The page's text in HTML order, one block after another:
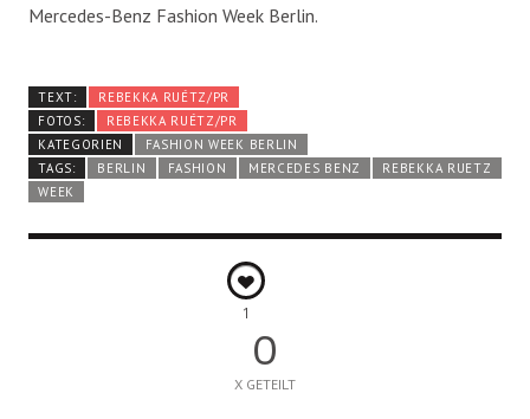
Mercedes-Benz Fashion Week Berlin.
TEXT:
REBEKKA RUÉTZ/PR
FOTOS:
REBEKKA RUÉTZ/PR
KATEGORIEN
FASHION WEEK BERLIN
TAGS:
BERLIN FASHION MERCEDES BENZ
REBEKKA RUETZ
WEEK
1
0
X GETEILT